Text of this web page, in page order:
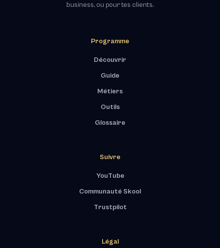
business, ou pour tes clients.
Programme
Découvrir
Guide
Métiers
Outils
Glossaire
Suivre
YouTube
Communauté Skool
Trustpilot
Légal